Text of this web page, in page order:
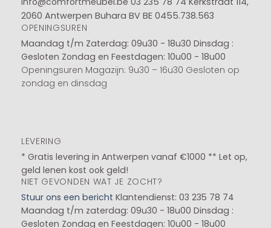
2060 Antwerpen Buhara BV BE 0455.738.563
OPENINGSUREN
Maandag t/m Zaterdag: 09u30 - 18u30 Dinsdag :
Gesloten Zondag en Feestdagen: 10u00 - 18u00
Openingsuren Magazijn: 9u30 – 16u30 Gesloten op
zondag en dinsdag
LEVERING
* Gratis levering in Antwerpen vanaf €1000 ** Let op,
geld lenen kost ook geld!
NIET GEVONDEN WAT JE ZOCHT?
Stuur ons een bericht Klantendienst: 03 235 78 74
Maandag t/m zaterdag: 09u30 - 18u00 Dinsdag :
Gesloten Zondag en Feestdagen: 10u00 - 18u00